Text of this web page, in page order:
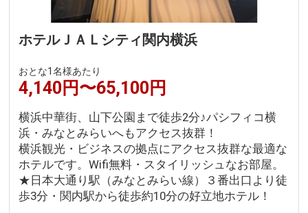
ホテルＪＡＬシティ関内横浜
おとな1名様あたり
4,140円〜65,100円
横浜中華街、山下公園まで徒歩2分♪パシフィコ横
浜・みなとみらいへもアクセス抜群！
横浜観光・ビジネスの拠点にアクセス抜群な最適な
ホテルです。Wifi無料・スタイリッシュなお部屋。
★日本大通り駅（みなとみらい線）３番出口より徒
歩3分・関内駅から徒歩約10分の好立地ホテル！